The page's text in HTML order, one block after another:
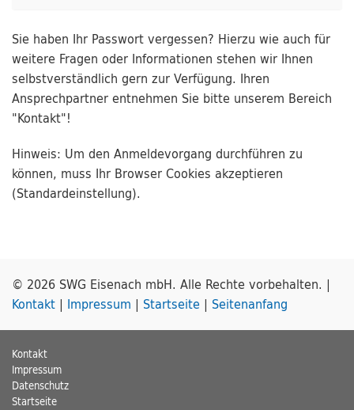
Sie haben Ihr Passwort vergessen? Hierzu wie auch für
weitere Fragen oder Informationen stehen wir Ihnen
selbstverständlich gern zur Verfügung. Ihren
Ansprechpartner entnehmen Sie bitte unserem Bereich
"Kontakt"!
Hinweis: Um den Anmeldevorgang durchführen zu
können, muss Ihr Browser Cookies akzeptieren
(Standardeinstellung).
© 2026 SWG Eisenach mbH. Alle Rechte vorbehalten. |
Kontakt | Impressum | Startseite | Seitenanfang
Kontakt
Impressum
Datenschutz
Startseite